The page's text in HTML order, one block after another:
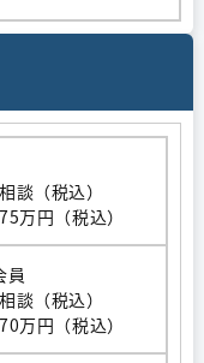
（税込）
円（税込）
員
（税込）
円（税込）